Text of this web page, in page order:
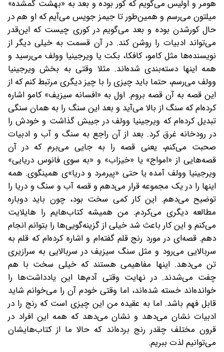
هومر و اولیس می‌گویم که کور بوده و ‌بعد به «بهشت گمشده»
میلتون می‌رسم و همین‌طور تا جیمز جویس می‌آیم که او هم در
حال کورشدن بوده و بعد می‌گویم در کوری چیست که این‌قدر
می‌تواند ادبیات را روشن کند. در آن قسمت به خیلی دیگر از
نویسنده‌ها مثل کامو، کافکا، بکت یا ویرجینیا وولف می‌رسید و
همه اینها دسته‌بندی شده‌اند. مثلا وقتی به بخش ویرجینیا
وولف می‌رسم، حتما باید چیزی را با چیز دیگری مرتبط کنم که از
این قصه به آن قصه بروم. اول به «افسانه سیزیف» کامو اشاره
کرده‌ام که سنگ از بالا می‌آید و بعد این سنگ را به همان سنگی
تبدیل کرده‌ام که ویرجینیا وولف در جیبش گذاشت و خودش را
در رودخانه غرق کرد. بعد از آن راجع به سنگ و آب و ادبیات
صحبت می‌کنم، یعنی قصه را به جایی می‌برم که در آن
قصه‌هایی از «امواج» یا «خیزاب»‌ و «به سوی فانوس دریایی»
ویرجینیا وولف آمده یا حتی «پیرمرد و دریا»ی همینگوی. همه
اینها را در یک مجموعه قرار می‌دهم و قصه آب و سنگ و دریا را
توضیح می‌دهم. این کار کمی سخت بود، چون باید دوباره
مطالعه دیگری می‌کردم. من همیشه کتاب‌هایم را هایلایت
می‌کنم و این کار باعث شد خیلی از گزینه‌گویی‌ها را بتوانم انجام
دهم. قصه‌ای در مورد رنج قلم گفته‌ام و اشاره کرده‌ام که قلم به
سربالایی می‌رود و مثل سنگ سیزیف در سربالایی به سرازیری
تن می‌دهد. اینها مفاهیمی هستند که خیلی سخت با هم
چفت می‌شدند. در نهایت وقتی آدم‌ها این یادداشت‌ها را
خوانده‌اند خسته شده‌اند، اما وقتی خودم آن را می‌خوانم شاید
قابل فهم باشد. اما به عقیده من این چیزی است که رنج را در
ادبیات نشان می‌دهد و نشان می‌دهد که همه این افراد در
قرون مختلف چقدر رنج برده‌اند که حالا ما از کتاب‌هایشان
می‌توانیم لذت ببریم.